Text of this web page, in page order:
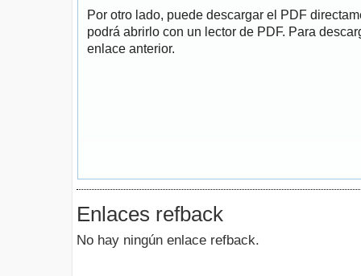
Por otro lado, puede descargar el PDF
podrá abrirlo con un lector de PDF. Para
enlace anterior.
Enlaces refback
No hay ningún enlace refback.